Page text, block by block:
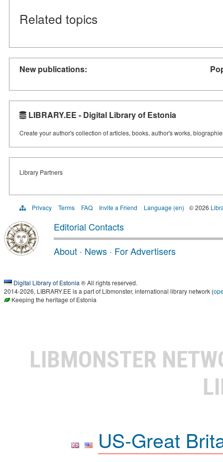
Related topics
New publications:
LIBRARY.EE - Digital Library of Estonia
Create your author's collection of articles, books, author's works,
Library Partners
Privacy Terms FAQ Invite a Friend Language (en) © 2026
Editorial Contacts
About · News · For Advertisers
Digital Library of Estonia ® All rights reserved.
2014-2026, LIBRARY.EE is a part of Libmonster, international library network (
Keeping the heritage of Estonia
LIBMONSTER
US-Great